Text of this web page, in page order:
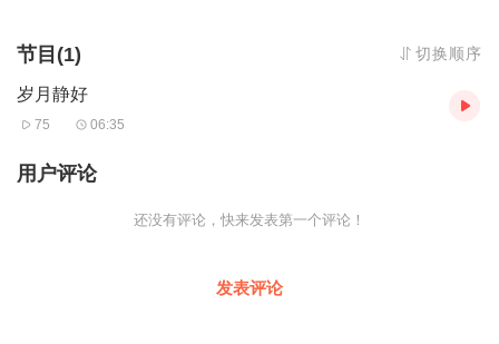
理想远不是现在，纵有非凡的实力，永不止步，才是青春应有的模
样。
趁着年富力强，勇敢做自己，追求梦想吧。
三十岁，学会顾家，减少应酬。
应酬，多留一些时间照顾家里。
其等到失去后空悲叹，不如抓住当下的时光，好好享受跟他们在一
家庭和睦了，事业才能顺风顺水。
节目(1) 切换顺序
岁月静好
75 06:35
用户评论
还没有评论，快来发表第一个评论！
发表评论